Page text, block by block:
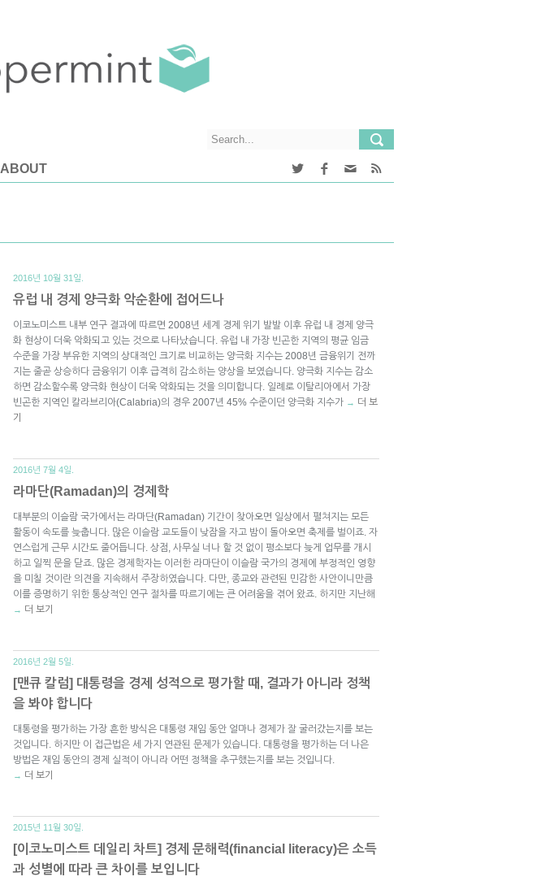
ABOUT
2016년 10월 31일.
유럽 내 경제 양극화 악순환에 접어드나
이코노미스트 내부 연구 결과에 따르면 2008년 세계 경제 위기 발발 이후 유럽 내 경제 양극
화 현상이 더욱 악화되고 있는 것으로 나타났습니다. 유럽 내 가장 빈곤한 지역의 평균 임금
수준을 가장 부유한 지역의 상대적인 크기로 비교하는 양극화 지수는 2008년 금융위기 전까
지는 줄곧 상승하다 금융위기 이후 급격히 감소하는 양상을 보였습니다. 양극화 지수는 감소
하면 감소할수록 양극화 현상이 더욱 악화되는 것을 의미합니다. 일례로 이탈리아에서 가장
빈곤한 지역인 칼라브리아(Calabria)의 경우 2007년 45% 수준이던 양극화 지수가 → 더 보
기
2016년 7월 4일.
라마단(Ramadan)의 경제학
대부분의 이슬람 국가에서는 라마단(Ramadan) 기간이 찾아오면 일상에서 펼쳐지는 모든
활동이 속도를 늦춥니다. 많은 이슬람 교도들이 낮잠을 자고 밤이 돌아오면 축제를 벌이죠. 자
연스럽게 근무 시간도 줄어듭니다. 상점, 사무실 너나 할 것 없이 평소보다 늦게 업무를 개시
하고 일찍 문을 닫죠. 많은 경제학자는 이러한 라마단이 이슬람 국가의 경제에 부정적인 영향
을 미칠 것이란 의견을 지속해서 주장하였습니다. 다만, 종교와 관련된 민감한 사안이니만큼
이를 증명하기 위한 통상적인 연구 절차를 따르기에는 큰 어려움을 겪어 왔죠. 하지만 지난해
→ 더 보기
2016년 2월 5일.
[맨큐 칼럼] 대통령을 경제 성적으로 평가할 때, 결과가 아니라 정책
을 봐야 합니다
대통령을 평가하는 가장 흔한 방식은 대통령 재임 동안 얼마나 경제가 잘 굴러갔는지를 보는
것입니다. 하지만 이 접근법은 세 가지 연관된 문제가 있습니다. 대통령을 평가하는 더 나은
방법은 재임 동안의 경제 실적이 아니라 어떤 정책을 추구했는지를 보는 것입니다.
→ 더 보기
2015년 11월 30일.
[이코노미스트 데일리 차트] 경제 문해력(financial literacy)은 소득
과 성별에 따라 큰 차이를 보입니다